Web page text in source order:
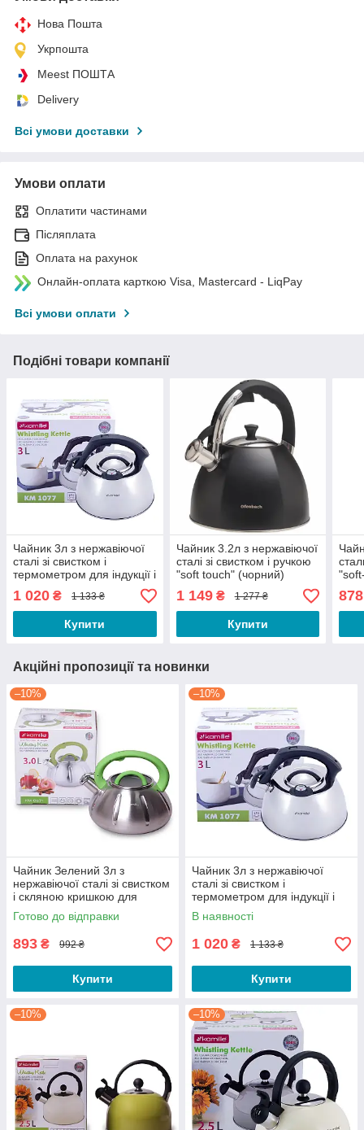
Нова Пошта
Укрпошта
Meest ПОШТА
Delivery
Всі умови доставки
Умови оплати
Оплатити частинами
Післяплата
Оплата на рахунок
Онлайн-оплата карткою Visa, Mastercard - LiqPay
Всі умови оплати
Подібні товари компанії
Чайник 3л з нержавіючої
сталі зі свистком і
термометром для індукції і
газу KM-1077
1 020 ₴ 1 133 ₴
Купити
Чайник 3.2л з нержавіючої
сталі зі свистком і ручкою
"soft touch" (чорний)
1 149₴ 1 277 ₴
Купити
878
Акційні пропозиції та новинки
–10%
Чайник Зелений 3л з
нержавіючої сталі зі свистком
і скляною кришкою для
індукції і газу KM-0671
Готово до відправки
893 ₴ 992 ₴
Купити
–10%
Чайник 3л з нержавіючої
сталі зі свистком і
термометром для індукції і
газу KM-1077
В наявності
1 020 ₴ 1 133 ₴
Купити
–10% –10%